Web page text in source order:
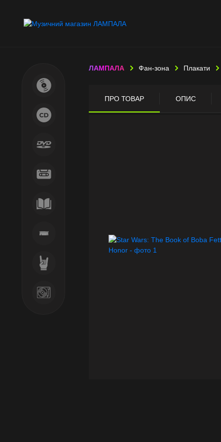
ЛАМПАЛА Фан-зона Плакати
ПРО ТОВАР ОПИС